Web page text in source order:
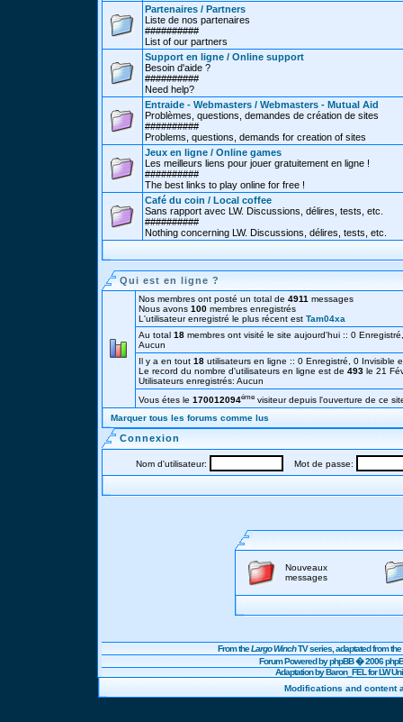
Partenaires / Partners
Liste de nos partenaires
##########
List of our partners
Support en ligne / Online support
Besoin d'aide ?
##########
Need help?
Entraide - Webmasters / Webmasters - Mutual Aid
Problèmes, questions, demandes de création de sites
##########
Problems, questions, demands for creation of sites
Jeux en ligne / Online games
Les meilleurs liens pour jouer gratuitement en ligne !
##########
The best links to play online for free !
Café du coin / Local coffee
Sans rapport avec LW. Discussions, délires, tests, etc.
##########
Nothing concerning LW. Discussions, délires, tests, etc.
Qui est en ligne ?
Nos membres ont posté un total de 4911 messages
Nous avons 100 membres enregistrés
L'utilisateur enregistré le plus récent est Tam04xa
Au total 18 membres ont visité le site aujourd'hui :: 0
Aucun
Il y a en tout 18 utilisateurs en ligne :: 0 Enregistré, 0
Le record du nombre d'utilisateurs en ligne est de 493 le 21
Utilisateurs enregistrés: Aucun
Vous étes le 170012094éme visiteur depuis l'ouverture de ce
Marquer tous les forums comme lus
Connexion
Nom d'utilisateur: Mot de passe:
Nouveaux
messages
From theLargo WinchTV series, adaptated from
Forum Powered byphpBB� 2006
Adaptation by Baron_FEL for LW
Modifications and content